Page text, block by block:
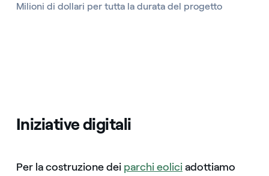
Milioni di dollari per tutta la durata del progetto
Iniziative digitali
Per la costruzione dei parchi eolici adottiamo